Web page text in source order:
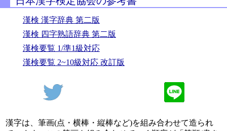
漢検 漢字辞典 第二版
漢検 四字熟語辞典 第二版
漢検要覧 1/準1級対応
漢検要覧 2~10級対応 改訂版
漢字は、筆画(点・横棒・縦棒など)を組み合わせて造られ